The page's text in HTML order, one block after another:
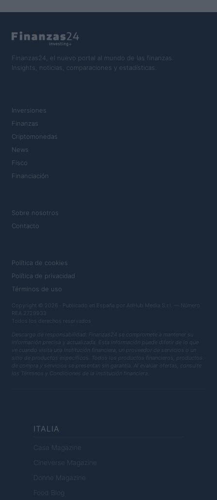
Finanzas24, el nuevo portal al mundo de las finanzas.
Insights, noticias, comparaciones y estadísticas.
Inversiones
Finanzas
Criptomonedas
News
Fisco
Financiación
Sobre nosotros
Contacto
Política de cookies
Política de privacidad
Términos de uso
Copyright © 2026 · Publicado en España por AdHub Media S.r.l. — Número
REA 2729933
Todos los derechos reservados
Descargo de responsabilidad: Finanzas24 se compromete a mantener su
información precisa y actualizada. Esta información puede diferir de lo que
ve cuando visita una institución financiera, un proveedor de servicios o un
sitio de productos específicos. Todos los productos financieros, productos
de compra y servicios se presentan sin garantía. Al evaluar ofertas, consulte
los Términos y Condiciones de la institución financiera.
ITALIA
Casa Magazine
Cineverse Magazine
Donne Magazine
Food Blog